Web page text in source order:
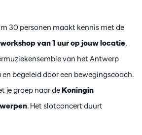
30 personen maakt kennis met de
van 1 uur op jouw locatie,
van het Antwerp
begeleid door een bewegingscoach.
je groep naar deKoningin
. Het slotconcert duurt